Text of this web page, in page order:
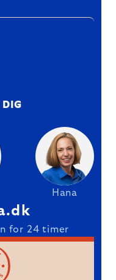
DIG
Hana
for 24 timer